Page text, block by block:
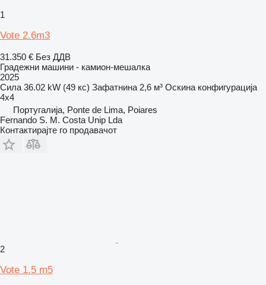
1
Vote 2.6m3
31.350 € Без ДДВ
Градежни машини - камион-мешалка
2025
Сила 36.02 kW (49 кс) Зафатнина 2,6 м³ Оскина конфигурација
4x4
Португалија, Ponte de Lima, Poiares
Fernando S. M. Costa Unip Lda
Контактирајте го продавачот
2
Vote 1.5 m5